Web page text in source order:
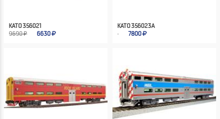
KATO 356021
9690 ₽
6630
KATO 356023A
7800